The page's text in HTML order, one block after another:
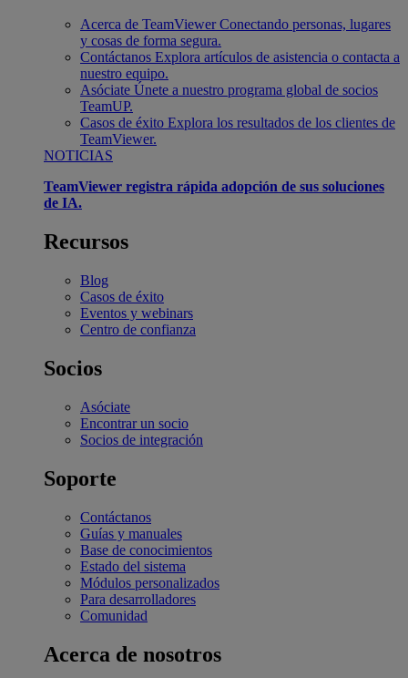
Acerca de TeamViewer Conectando personas, lugares
y cosas de forma segura.
Contáctanos Explora artículos de asistencia o contacta a
nuestro equipo.
Asóciate Únete a nuestro programa global de socios
TeamUP.
Casos de éxito Explora los resultados de los clientes de
TeamViewer.
NOTICIAS
TeamViewer registra rápida adopción de sus soluciones
de IA.
Recursos
Blog
Casos de éxito
Eventos y webinars
Centro de confianza
Socios
Asóciate
Encontrar un socio
Socios de integración
Soporte
Contáctanos
Guías y manuales
Base de conocimientos
Estado del sistema
Módulos personalizados
Para desarrolladores
Comunidad
Acerca de nosotros